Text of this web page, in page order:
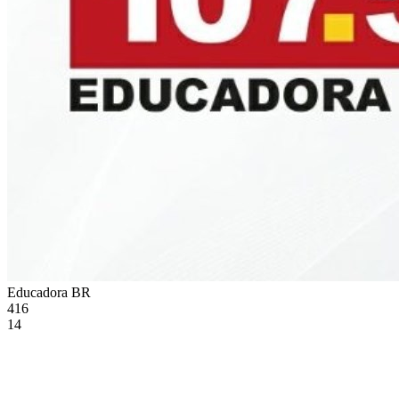
Educadora BR
416
14